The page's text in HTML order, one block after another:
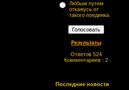
Любым путем
откажусь от
такого поединка.
Результаты
Ответов 524
Комментариев : 2
Последние новости